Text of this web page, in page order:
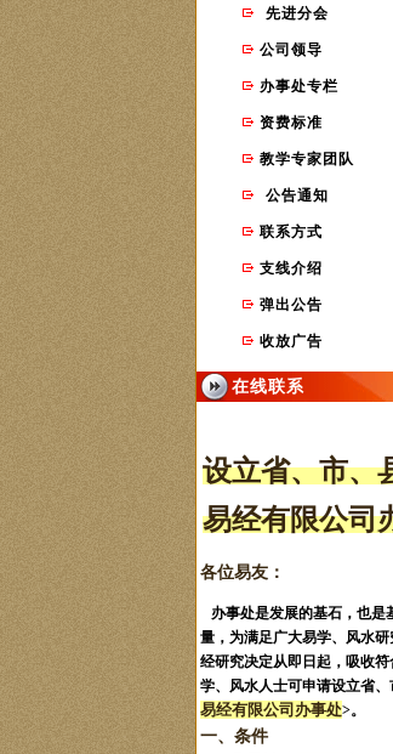
先进分会
公司领导
办事处专栏
资费标准
教学专家团队
公告通知
联系方式
支线介绍
弹出公告
收放广告
在线联系
设立省、市、
易经有限公司
各位易友：
办事处是发展的基石，也是
量，为满足广大易学、风水研
经研究决定从即日起，吸收符
学、风水人士可申请设立省、
易经有限公司办事处>。
一、条件